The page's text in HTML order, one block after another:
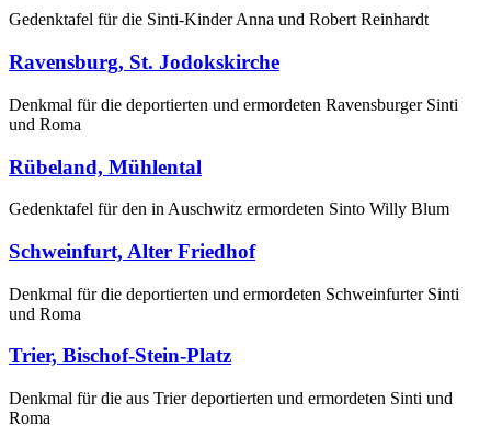
Gedenktafel für die Sinti-Kinder Anna und Robert Reinhardt
Ravensburg, St. Jodokskirche
Denkmal für die deportierten und ermordeten Ravensburger Sinti
und Roma
Rübeland, Mühlental
Gedenktafel für den in Auschwitz ermordeten Sinto Willy Blum
Schweinfurt, Alter Friedhof
Denkmal für die deportierten und ermordeten Schweinfurter Sinti
und Roma
Trier, Bischof-Stein-Platz
Denkmal für die aus Trier deportierten und ermordeten Sinti und
Roma